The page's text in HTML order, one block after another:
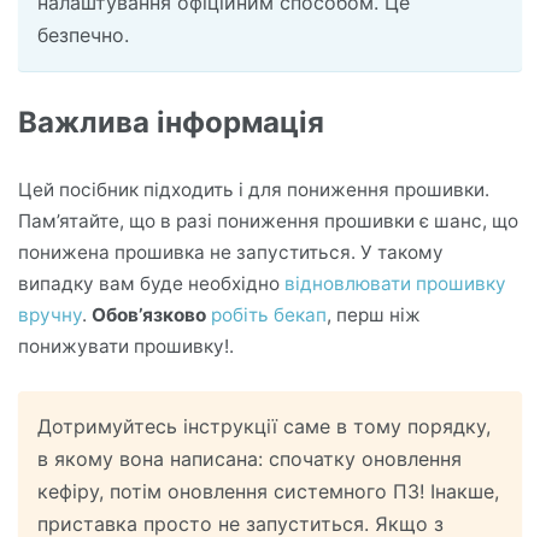
безпечно.
Важлива інформація
Цей посібник підходить і для пониження прошивки.
Пам’ятайте, що в разі пониження прошивки є шанс, що
понижена прошивка не запуститься. У такому
випадку вам буде необхідно відновлювати прошивку
вручну.Обов’язково робіть бекап, перш ніж
понижувати прошивку!.
Дотримуйтесь інструкції саме в тому порядку,
в якому вона написана: спочатку оновлення
кефіру, потім оновлення системного ПЗ! Інакше,
приставка просто не запуститься. Якщо з